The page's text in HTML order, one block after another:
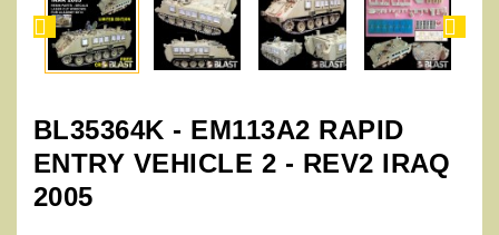
 
BL35364K - EM113A2 RAPID
ENTRY VEHICLE 2 - REV2 IRAQ
2005